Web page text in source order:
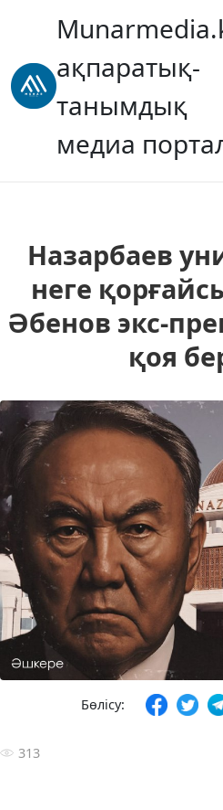
ақпаратық-
танымдық
медиа
Назарбаев
неге
Әбенов экс-
қоя
Бөлісу:
313